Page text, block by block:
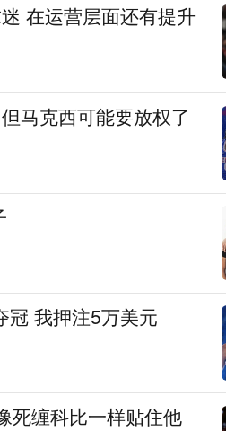
在运营层面还有提升
马克西可能要放权了
冠 我押注5万美元
死缠科比一样贴住他